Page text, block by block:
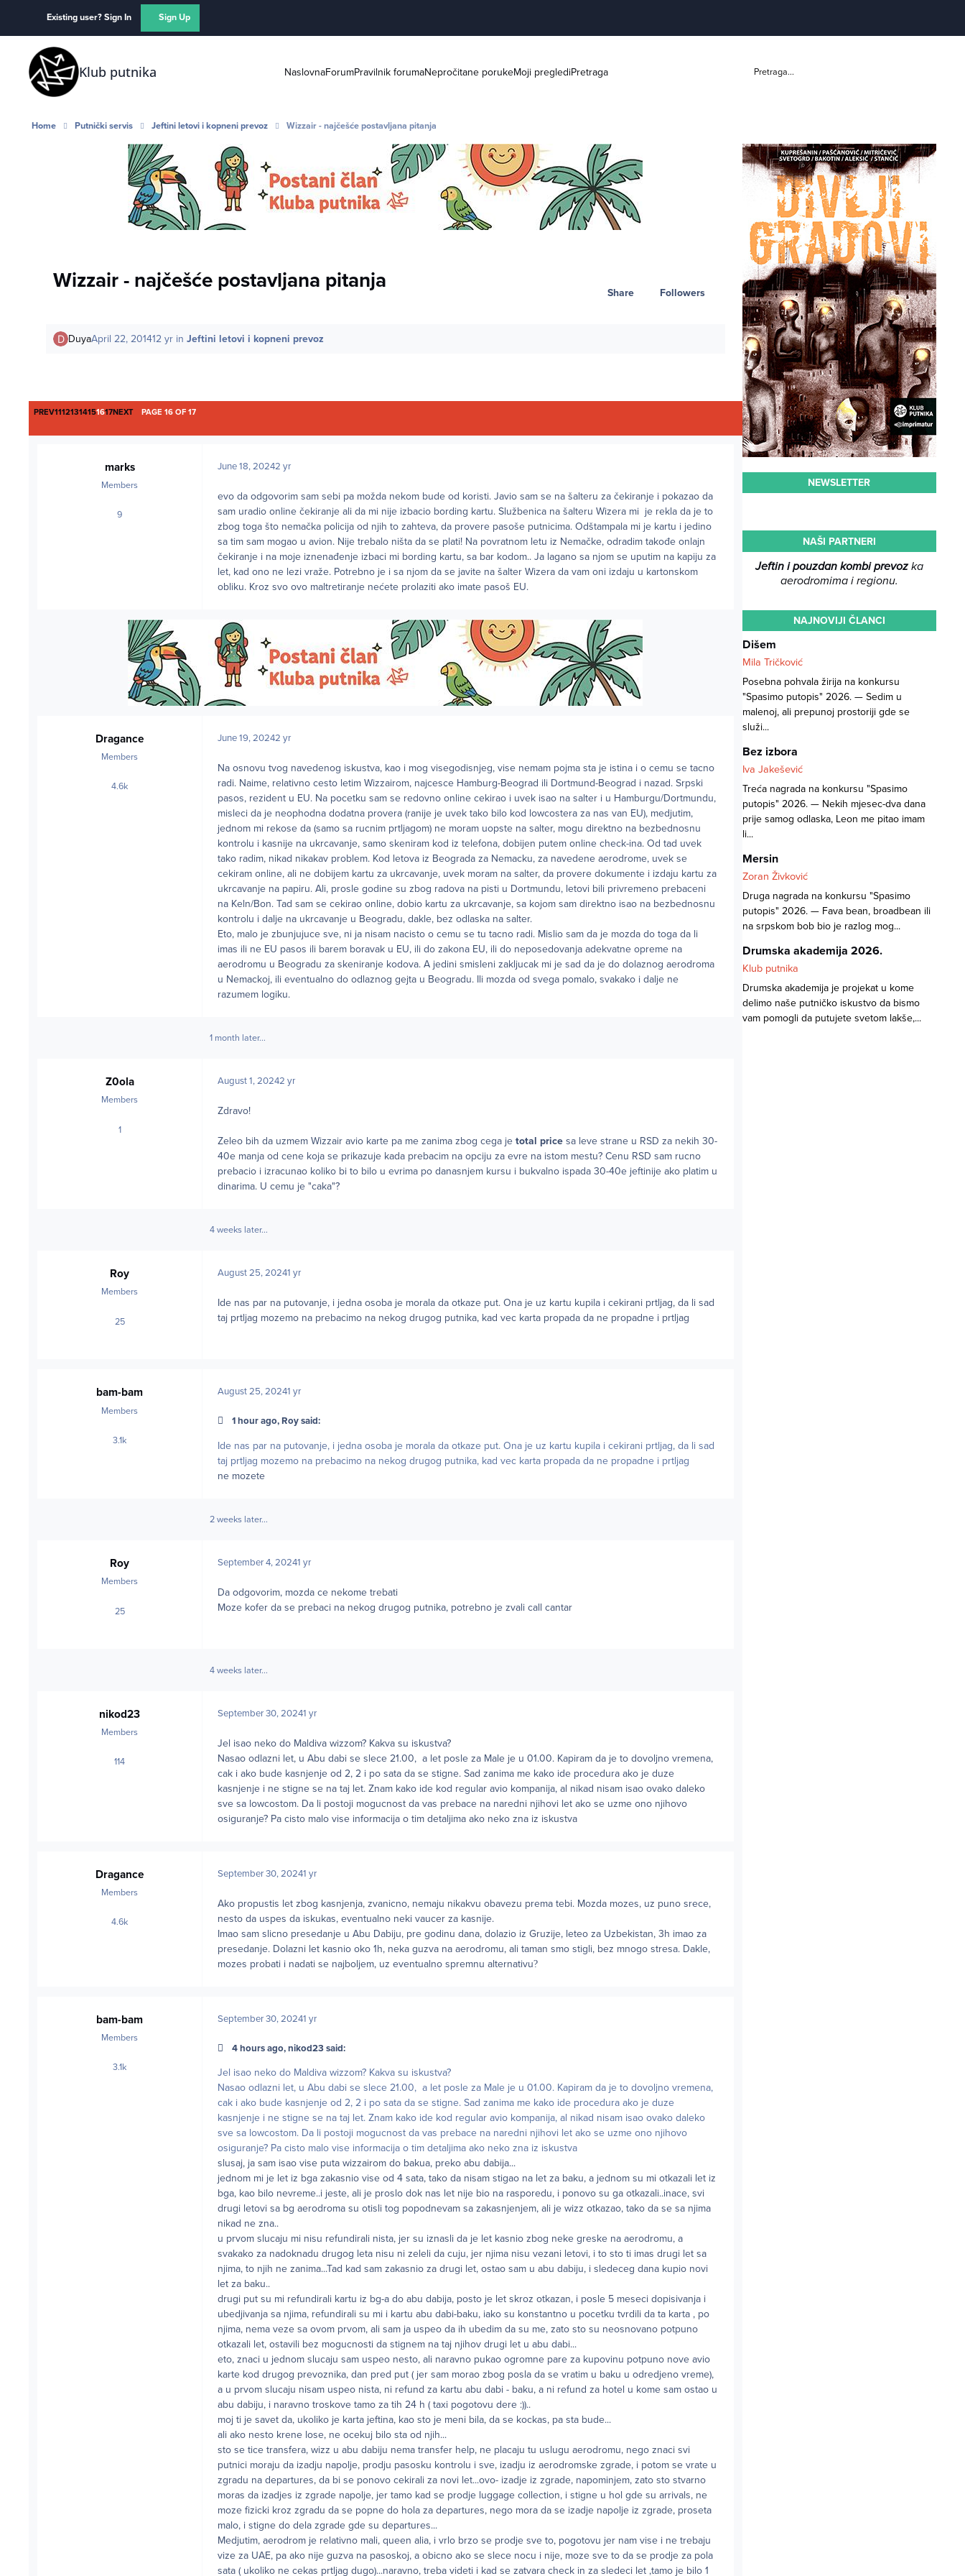
Existing user? Sign In Sign Up
Klub putnika NaslovnaForumPravilnik forumaNepročitane porukeMoji preglediPretraga Pretraga...
Home Putnički servis Jeftini letovi i kopneni prevoz Wizzair - najčešće postavljana pitanja
Wizzair - najčešće postavljana pitanja
Share Followers
DuyaApril 22, 201412 yrin Jeftini letovi i kopneni prevoz
FIRST PAGE
PREV11121314151617NEXTLAST PAGE
PAGE 16 OF 17
marks
Members
9posts
June 18, 20242 yr
evo da odgovorim sam sebi pa možda nekom bude od koristi. Javio sam se na šalteru za čekiranje i pokazao da
sam uradio online čekiranje ali da mi nije izbacio bording kartu. Službenica na šalteru Wizera mi je rekla da je to
zbog toga što nemačka policija od njih to zahteva, da provere pasoše putnicima. Odštampala mi je kartu i jedino
sa tim sam mogao u avion. Nije trebalo ništa da se plati! Na povratnom letu iz Nemačke, odradim takođe onlajn
čekiranje i na moje iznenađenje izbaci mi bording kartu, sa bar kodom.. Ja lagano sa njom se uputim na kapiju za
let, kad ono ne lezi vraže. Potrebno je i sa njom da se javite na šalter Wizera da vam oni izdaju u kartonskom
obliku. Kroz svo ovo maltretiranje nećete prolaziti ako imate pasoš EU.
Dragance
Members
4.6kposts
June 19, 20242 yr
Na osnovu tvog navedenog iskustva, kao i mog visegodisnjeg, vise nemam pojma sta je istina i o cemu se tacno
radi. Naime, relativno cesto letim Wizzairom, najcesce Hamburg-Beograd ili Dortmund-Beograd i nazad. Srpski
pasos, rezident u EU. Na pocetku sam se redovno online cekirao i uvek isao na salter i u Hamburgu/Dortmundu,
misleci da je neophodna dodatna provera (ranije je uvek tako bilo kod lowcostera za nas van EU), medjutim,
jednom mi rekose da (samo sa rucnim prtljagom) ne moram uopste na salter, mogu direktno na bezbednosnu
kontrolu i kasnije na ukrcavanje, samo skeniram kod iz telefona, dobijen putem online check-ina. Od tad uvek
tako radim, nikad nikakav problem. Kod letova iz Beograda za Nemacku, za navedene aerodrome, uvek se
cekiram online, ali ne dobijem kartu za ukrcavanje, uvek moram na salter, da provere dokumente i izdaju kartu za
ukrcavanje na papiru. Ali, prosle godine su zbog radova na pisti u Dortmundu, letovi bili privremeno prebaceni
na Keln/Bon. Tad sam se cekirao online, dobio kartu za ukrcavanje, sa kojom sam direktno isao na bezbednosnu
kontrolu i dalje na ukrcavanje u Beogradu, dakle, bez odlaska na salter.
Eto, malo je zbunjujuce sve, ni ja nisam nacisto o cemu se tu tacno radi. Mislio sam da je mozda do toga da li
imas ili ne EU pasos ili barem boravak u EU, ili do zakona EU, ili do neposedovanja adekvatne opreme na
aerodromu u Beogradu za skeniranje kodova. A jedini smisleni zakljucak mi je sad da je do dolaznog aerodroma
u Nemackoj, ili eventualno do odlaznog gejta u Beogradu. Ili mozda od svega pomalo, svakako i dalje ne
razumem logiku.
1 month later...
Z0ola
Members
1posts
August 1, 20242 yr
Zdravo!
Zeleo bih da uzmem Wizzair avio karte pa me zanima zbog cega je total price sa leve strane u RSD za nekih 30-
40e manja od cene koja se prikazuje kada prebacim na opciju za evre na istom mestu? Cenu RSD sam rucno
prebacio i izracunao koliko bi to bilo u evrima po danasnjem kursu i bukvalno ispada 30-40e jeftinije ako platim u
dinarima. U cemu je "caka"?
4 weeks later...
Roy
Members
25posts
August 25, 20241 yr
Ide nas par na putovanje, i jedna osoba je morala da otkaze put. Ona je uz kartu kupila i cekirani prtljag, da li sad
taj prtljag mozemo na prebacimo na nekog drugog putnika, kad vec karta propada da ne propadne i prtljag
bam-bam
Members
3.1kposts
August 25, 20241 yr
1 hour ago, Roy said:
Ide nas par na putovanje, i jedna osoba je morala da otkaze put. Ona je uz kartu kupila i cekirani prtljag, da li sad
taj prtljag mozemo na prebacimo na nekog drugog putnika, kad vec karta propada da ne propadne i prtljag
ne mozete
2 weeks later...
Roy
Members
25posts
September 4, 20241 yr
Da odgovorim, mozda ce nekome trebati
Moze kofer da se prebaci na nekog drugog putnika, potrebno je zvali call cantar
4 weeks later...
nikod23
Members
114posts
September 30, 20241 yr
Jel isao neko do Maldiva wizzom? Kakva su iskustva?
Nasao odlazni let, u Abu dabi se slece 21.00, a let posle za Male je u 01.00. Kapiram da je to dovoljno vremena,
cak i ako bude kasnjenje od 2, 2 i po sata da se stigne. Sad zanima me kako ide procedura ako je duze
kasnjenje i ne stigne se na taj let. Znam kako ide kod regular avio kompanija, al nikad nisam isao ovako daleko
sve sa lowcostom. Da li postoji mogucnost da vas prebace na naredni njihovi let ako se uzme ono njihovo
osiguranje? Pa cisto malo vise informacija o tim detaljima ako neko zna iz iskustva
Dragance
Members
4.6kposts
September 30, 20241 yr
Ako propustis let zbog kasnjenja, zvanicno, nemaju nikakvu obavezu prema tebi. Mozda mozes, uz puno srece,
nesto da uspes da iskukas, eventualno neki vaucer za kasnije.
Imao sam slicno presedanje u Abu Dabiju, pre godinu dana, dolazio iz Gruzije, leteo za Uzbekistan, 3h imao za
presedanje. Dolazni let kasnio oko 1h, neka guzva na aerodromu, ali taman smo stigli, bez mnogo stresa. Dakle,
mozes probati i nadati se najboljem, uz eventualno spremnu alternativu?
bam-bam
Members
3.1kposts
September 30, 20241 yr
4 hours ago, nikod23 said:
Jel isao neko do Maldiva wizzom? Kakva su iskustva?
Nasao odlazni let, u Abu dabi se slece 21.00, a let posle za Male je u 01.00. Kapiram da je to dovoljno vremena,
cak i ako bude kasnjenje od 2, 2 i po sata da se stigne. Sad zanima me kako ide procedura ako je duze
kasnjenje i ne stigne se na taj let. Znam kako ide kod regular avio kompanija, al nikad nisam isao ovako daleko
sve sa lowcostom. Da li postoji mogucnost da vas prebace na naredni njihovi let ako se uzme ono njihovo
osiguranje? Pa cisto malo vise informacija o tim detaljima ako neko zna iz iskustva
slusaj, ja sam isao vise puta wizzairom do bakua, preko abu dabija...
jednom mi je let iz bga zakasnio vise od 4 sata, tako da nisam stigao na let za baku, a jednom su mi otkazali let iz
bga, kao bilo nevreme..i jeste, ali je proslo dok nas let nije bio na rasporedu, i ponovo su ga otkazali..inace, svi
drugi letovi sa bg aerodroma su otisli tog popodnevam sa zakasnjenjem, ali je wizz otkazao, tako da se sa njima
nikad ne zna..
u prvom slucaju mi nisu refundirali nista, jer su iznasli da je let kasnio zbog neke greske na aerodromu, a
svakako za nadoknadu drugog leta nisu ni zeleli da cuju, jer njima nisu vezani letovi, i to sto ti imas drugi let sa
njima, to njih ne zanima...Tad kad sam zakasnio za drugi let, ostao sam u abu dabiju, i sledeceg dana kupio novi
let za baku..
drugi put su mi refundirali kartu iz bg-a do abu dabija, posto je let skroz otkazan, i posle 5 meseci dopisivanja i
ubedjivanja sa njima, refundirali su mi i kartu abu dabi-baku, iako su konstantno u pocetku tvrdili da ta karta , po
njima, nema veze sa ovom prvom, ali sam ja uspeo da ih ubedim da su me, zato sto su neosnovano potpuno
otkazali let, ostavili bez mogucnosti da stignem na taj njihov drugi let u abu dabi...
eto, znaci u jednom slucaju sam uspeo nesto, ali naravno pukao ogromne pare za kupovinu potpuno nove avio
karte kod drugog prevoznika, dan pred put ( jer sam morao zbog posla da se vratim u baku u odredjeno vreme),
a u prvom slucaju nisam uspeo nista, ni refund za kartu abu dabi - baku, a ni refund za hotel u kome sam ostao u
abu dabiju, i naravno troskove tamo za tih 24 h ( taxi pogotovu dere :))..
moj ti je savet da, ukoliko je karta jeftina, kao sto je meni bila, da se kockas, pa sta bude...
ali ako nesto krene lose, ne ocekuj bilo sta od njih...
sto se tice transfera, wizz u abu dabiju nema transfer help, ne placaju tu uslugu aerodromu, nego znaci svi
putnici moraju da izadju napolje, prodju pasosku kontrolu i sve, izadju iz aerodromske zgrade, i potom se vrate u
zgradu na departures, da bi se ponovo cekirali za novi let...ovo- izadje iz zgrade, napominjem, zato sto stvarno
moras da izadjes iz zgrade napolje, jer tamo kad se prodje luggage collection, i stigne u hol gde su arrivals, ne
moze fizicki kroz zgradu da se popne do hola za departures, nego mora da se izadje napolje iz zgrade, proseta
malo, i stigne do dela zgrade gde su departures...
Medjutim, aerodrom je relativno mali, queen alia, i vrlo brzo se prodje sve to, pogotovu jer nam vise i ne trebaju
vize za UAE, pa ako nije guzva na pasoskoj, a obicno ako se slece nocu i nije, moze sve to da se prodje za pola
sata ( ukoliko ne cekas prtljag dugo)...naravno, treba videti i kad se zatvara check in za sledeci let ,tamo je bilo 1
NEWSLETTER
NAŠI PARTNERI
Jeftin i pouzdan kombi prevozka
aerodromima i regionu.
NAJNOVIJI ČLANCI
Dišem
Mila Tričković
Posebna pohvala žirija na konkursu
"Spasimo putopis" 2026. — Sedim u
malenoj, ali prepunoj prostoriji gde se
služi...
Bez izbora
Iva Jakešević
Treća nagrada na konkursu "Spasimo
putopis" 2026. — Nekih mjesec-dva dana
prije samog odlaska, Leon me pitao imam
li...
Mersin
Zoran Živković
Druga nagrada na konkursu "Spasimo
putopis" 2026. — Fava bean, broadbean ili
na srpskom bob bio je razlog mog...
Drumska akademija 2026.
Klub putnika
Drumska akademija je projekat u kome
delimo naše putničko iskustvo da bismo
vam pomogli da putujete svetom lakše,...